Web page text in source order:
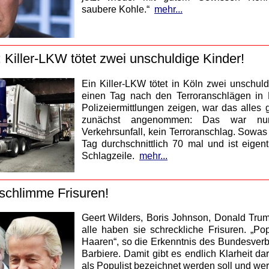
saubere Kohle.“ mehr...
LKW tötet zwei unschuldige Kinder!
Ein Killer-LKW tötet in Köln zwei
einen Tag nach den Terroranschlägen
Polizeiermittlungen zeigen, war das alles
zunächst angenommen: Das war
Verkehrsunfall, kein Terroranschlag.
Tag durchschnittlich 70 mal und ist
Schlagzeile. mehr...
Frisuren!
Geert Wilders, Boris Johnson, Donald
alle haben sie schreckliche Frisuren.
Haaren“, so die Erkenntnis des
Barbiere. Damit gibt es endlich Klarheit
als Populist bezeichnet werden soll und